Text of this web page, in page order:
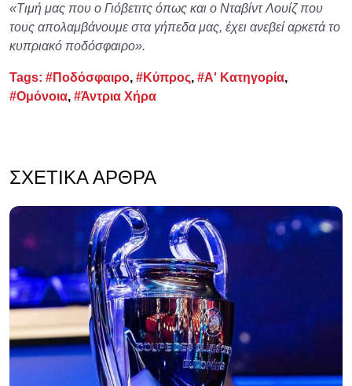
«Τιμή μας που ο Γιόβετιτς όπως και ο Νταβίντ Λουίζ που
τους απολαμβάνουμε στα γήπεδα μας, έχει ανεβεί αρκετά το
κυπριακό ποδόσφαιρο».
Tags: #Ποδόσφαιρο, #Κύπρος, #Α' Κατηγορία,
#Ομόνοια, #Άντρια Χήρα
ΣΧΕΤΙΚΆ ΆΡΘΡΑ